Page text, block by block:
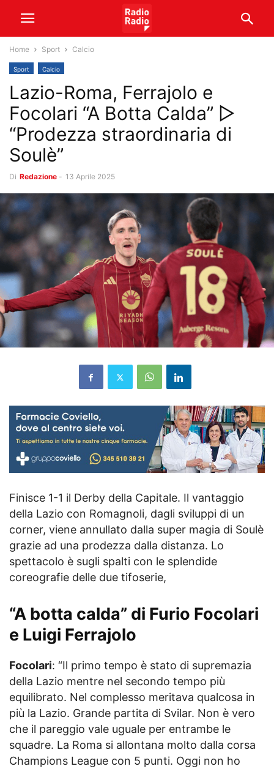
Home Sport Calcio
Sport Calcio
Lazio-Roma, Ferrajolo e
Focolari “A Botta Calda” ▷
“Prodezza straordinaria di
Soulè”
Di Redazione - 13 Aprile 2025
Finisce 1-1 il Derby della Capitale. Il vantaggio
della Lazio con Romagnoli, dagli sviluppi di un
corner, viene annullato dalla super magia di Soulè
grazie ad una prodezza dalla distanza. Lo
spettacolo è sugli spalti con le splendide
coreografie delle due tifoserie,
“A botta calda” di Furio Focolari
e Luigi Ferrajolo
Focolari: “Il primo tempo è stato di supremazia
della Lazio mentre nel secondo tempo più
equilibrato. Nel complesso meritava qualcosa in
più la Lazio. Grande partita di Svilar. Non è vero
che il pareggio vale uguale per entrambe le
squadre. La Roma si allontana molto dalla corsa
Champions League con 5 punti. Oggi non ho